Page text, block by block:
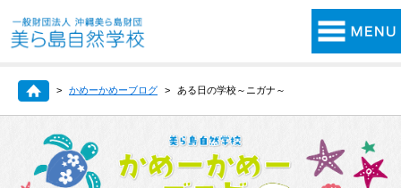
かめーかめーブログ ある日の学校～ニガナ～